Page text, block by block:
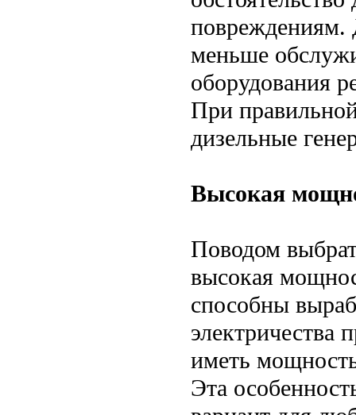
повреждениям.
меньше
оборудования
При
дизельные
Высокая
Поводом
высокая
способны
электричества
иметь
Эта